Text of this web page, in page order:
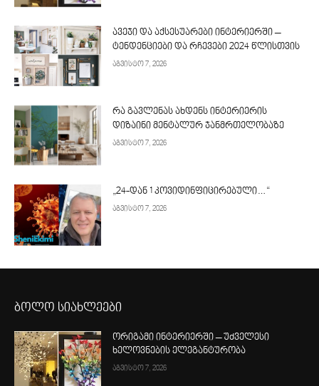
ავეჯი და აქსესუარები ინტერიერში –
ტენდენციები და რჩევები 2024 წლისთვის
აგვისტო 7, 2026
რა გავლენას ახდენს ინტერიერის
დიზაინი მენტალურ ჯანმრთელობაზე
აგვისტო 7, 2026
„24-დან 1 კოვიდინფიცირებული…“
აგვისტო 7, 2026
ბოლო სიახლეები
ორიგამი ინტერიერში – უძველესი
ხელოვნების ელეგანტურობა
აგვისტო 7, 2026